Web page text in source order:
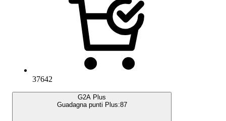
37642
G2A Plus
Guadagna punti Plus:87